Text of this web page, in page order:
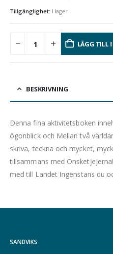
Tillgänglighet: I lager
LÄGG TILL
BESKRIVNING
Denna fina aktivitetsboken
ögonblick och Mellan två
skriva, teckna och mycket,
tillsammans med
med till Landet Ingenstans du
SANDVIKS